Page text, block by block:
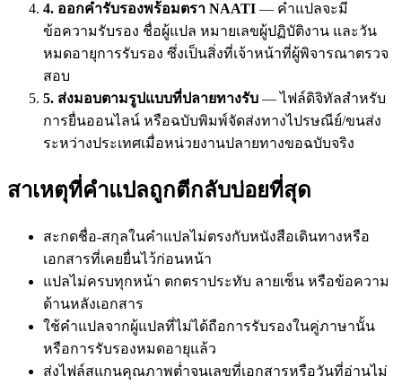
4. ออกคำรับรองพร้อมตรา NAATI — คำแปลจะมี
ข้อความรับรอง ชื่อผู้แปล หมายเลขผู้ปฏิบัติงาน และวัน
หมดอายุการรับรอง ซึ่งเป็นสิ่งที่เจ้าหน้าที่ผู้พิจารณาตรวจ
สอบ
5. ส่งมอบตามรูปแบบที่ปลายทางรับ — ไฟล์ดิจิทัลสำหรับ
การยื่นออนไลน์ หรือฉบับพิมพ์จัดส่งทางไปรษณีย์/ขนส่ง
ระหว่างประเทศเมื่อหน่วยงานปลายทางขอฉบับจริง
สาเหตุที่คำแปลถูกตีกลับบ่อยที่สุด
สะกดชื่อ-สกุลในคำแปลไม่ตรงกับหนังสือเดินทางหรือ
เอกสารที่เคยยื่นไว้ก่อนหน้า
แปลไม่ครบทุกหน้า ตกตราประทับ ลายเซ็น หรือข้อความ
ด้านหลังเอกสาร
ใช้คำแปลจากผู้แปลที่ไม่ได้ถือการรับรองในคู่ภาษานั้น
หรือการรับรองหมดอายุแล้ว
ส่งไฟล์สแกนคุณภาพต่ำจนเลขที่เอกสารหรือวันที่อ่านไม่